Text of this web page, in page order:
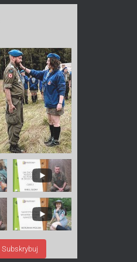
Subskrybuj